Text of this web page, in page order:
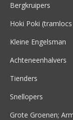
Bergkruipers
Hoki Poki
Kleine Engelsman
Achteneenhalvers
Tienders
Snellopers
Grote Groenen;